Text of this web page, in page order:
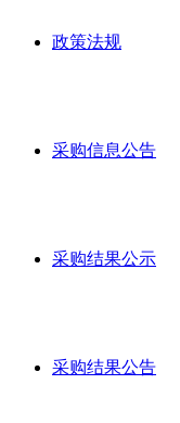
政策法规
采购信息公告
采购结果公示
采购结果公告